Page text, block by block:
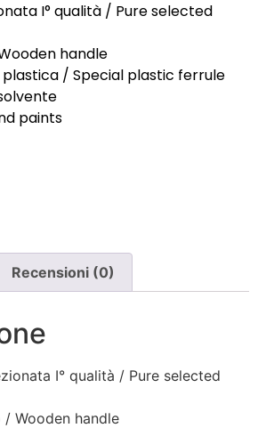
I° qualità / Pure selected
handle
plastica / Special plastic ferrule
paints
Recensioni (0)
I° qualità / Pure selected
/ Wooden handle